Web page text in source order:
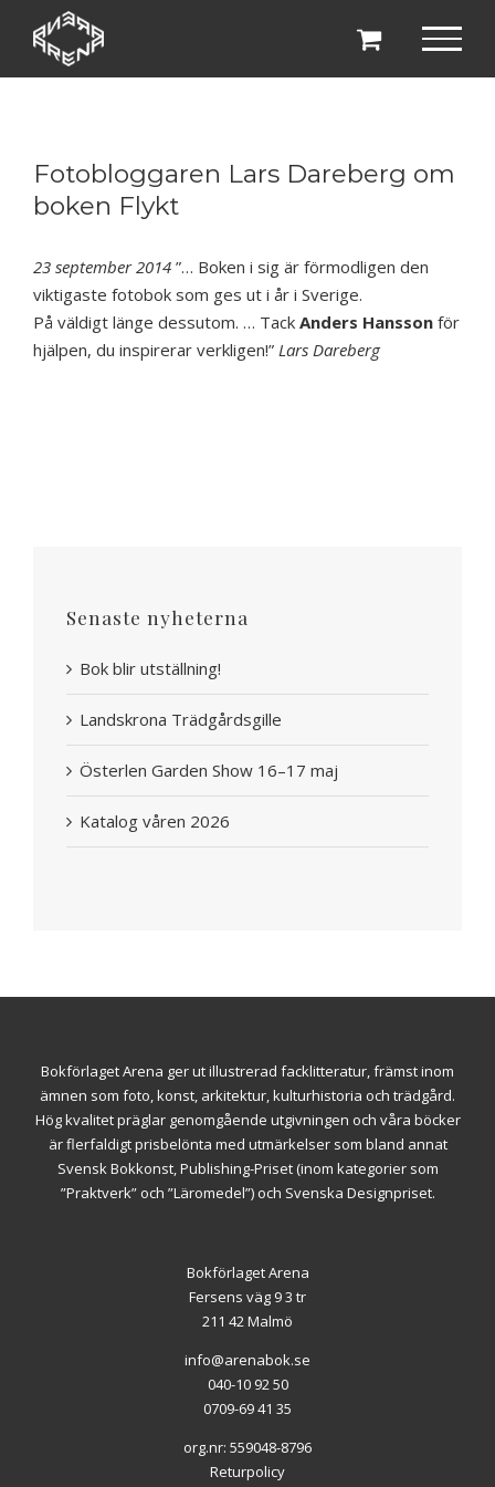
Fortsätt
innehållet
Fotobloggaren Lars Dareberg om
boken Flykt
23 september 2014 ”… Boken i sig är förmodligen den
viktigaste fotobok som ges ut i år i Sverige.
På väldigt länge dessutom. … Tack Anders Hansson för
hjälpen, du inspirerar verkligen!” Lars Dareberg
Senaste nyheterna
Bok blir utställning!
Landskrona Trädgårdsgille
Österlen Garden Show 16–17 maj
Katalog våren 2026
Bokförlaget Arena ger ut illustrerad facklitteratur, främst inom
ämnen som foto, konst, arkitektur, kulturhistoria och trädgård.
Hög kvalitet präglar genomgående utgivningen och våra böcker
är flerfaldigt prisbelönta med utmärkelser som bland annat
Svensk Bokkonst, Publishing-Priset (inom kategorier som
”Praktverk” och ”Läromedel”) och Svenska Designpriset.
Bokförlaget Arena
Fersens väg 9 3 tr
211 42 Malmö
info@arenabok.se
040-10 92 50
0709-69 41 35
org.nr: 559048-8796
Returpolicy